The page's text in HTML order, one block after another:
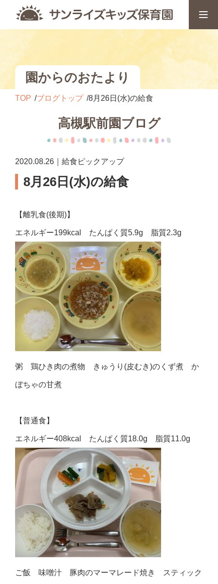
園からのおたより
TOP ブログトップ 8月26日(水)の給食
高槻駅前園ブログ
2020.08.26｜給食ピックアップ
8月26日(水)の給食
【離乳食(後期)】
エネルギー199kcal たんぱく質5.9g 脂質2.3g
粥 鶏ひき肉の煮物 きゅうり(皮むき)のくず煮 か
ぼちゃの甘煮
【普通食】
エネルギー408kcal たんぱく質18.0g 脂質11.0g
ご飯 味噌汁 豚肉のマーマレード焼き スティック